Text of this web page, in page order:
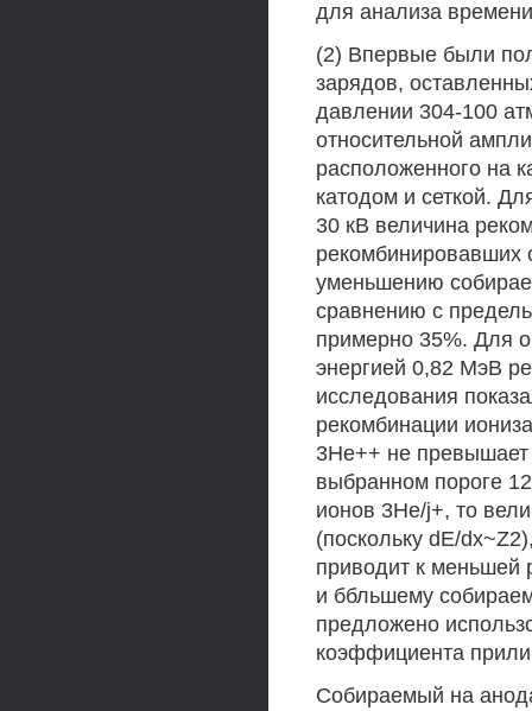
для анализа
(2) Впервые были
зарядов,
давлении 304-100
относительной
расположенного на
катодом и сеткой.
30 кВ величина
уменьшению
сравнению с
примерно 35%. Для
энергией 0,82 МэВ
исследования
рекомбинации
3Не++ не превышает
выбранном пороге
ионов 3He/j+, то
(поскольку dE/
приводит к меньшей
и ббльшему
предложено
коэффициента
Собираемый на